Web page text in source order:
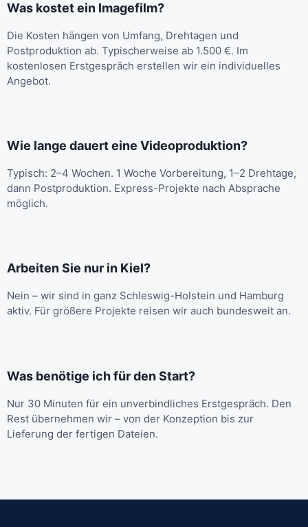
Was kostet ein Imagefilm?
Die Kosten hängen von Umfang, Drehtagen und
Postproduktion ab. Typischerweise ab 1.500 €. Im
kostenlosen Erstgespräch erstellen wir ein individuelles
Angebot.
Wie lange dauert eine Videoproduktion?
Typisch: 2–4 Wochen. 1 Woche Vorbereitung, 1–2 Drehtage,
dann Postproduktion. Express-Projekte nach Absprache
möglich.
Arbeiten Sie nur in Kiel?
Nein – wir sind in ganz Schleswig-Holstein und Hamburg
aktiv. Für größere Projekte reisen wir auch bundesweit an.
Was benötige ich für den Start?
Nur 30 Minuten für ein unverbindliches Erstgespräch. Den
Rest übernehmen wir – von der Konzeption bis zur
Lieferung der fertigen Dateien.